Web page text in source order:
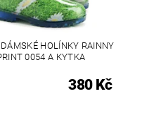
HOLÍNKY RAINNY
0054 A KYTKA
380 Kč